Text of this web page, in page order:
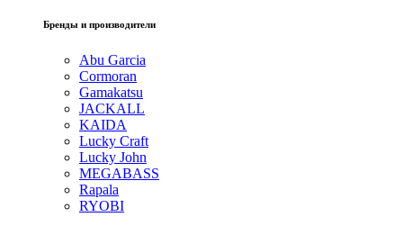
Бренды и производители
Abu Garcia
Cormoran
Gamakatsu
JACKALL
KAIDA
Lucky Craft
Lucky John
MEGABASS
Rapala
RYOBI